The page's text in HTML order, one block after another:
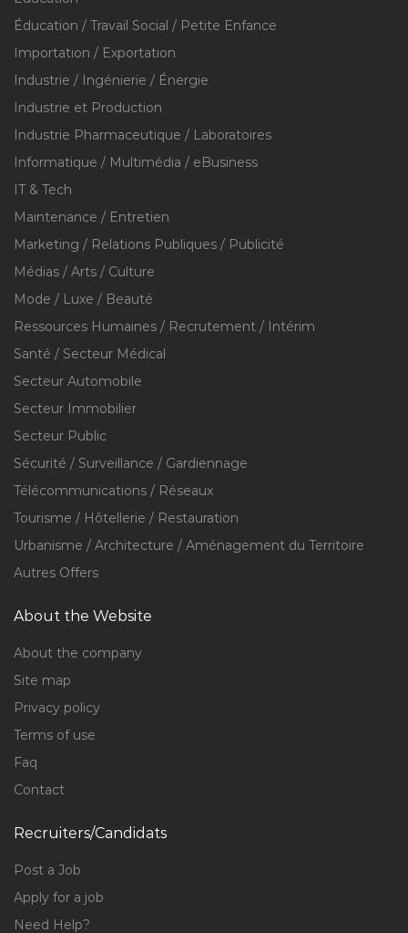
Éducation / Travail Social / Petite Enfance
Importation / Exportation
Industrie / Ingénierie / Énergie
Industrie et Production
Industrie Pharmaceutique / Laboratoires
Informatique / Multimédia / eBusiness
IT & Tech
Maintenance / Entretien
Marketing / Relations Publiques / Publicité
Médias / Arts / Culture
Mode / Luxe / Beauté
Ressources Humaines / Recrutement / Intérim
Santé / Secteur Médical
Secteur Automobile
Secteur Immobilier
Secteur Public
Sécurité / Surveillance / Gardiennage
Télécommunications / Réseaux
Tourisme / Hôtellerie / Restauration
Urbanisme / Architecture / Aménagement du Territoire
Autres Offers
About the Website
About the company
Site map
Privacy policy
Terms of use
Faq
Contact
Recruiters/Candidats
Post a Job
Apply for a job
Need Help?